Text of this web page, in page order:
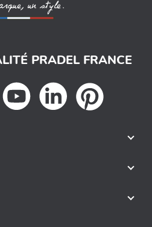
PRADEL FRANCE